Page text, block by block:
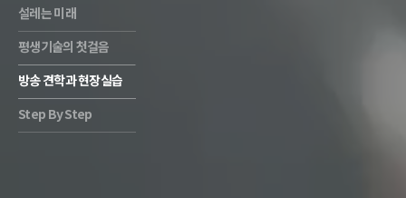
설레는 미래
평생기술의 첫걸음
방송 견학과 현장실습
Step By Step